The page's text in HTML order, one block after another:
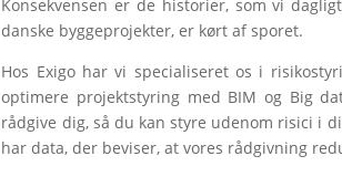
Konsekvensen er de historier, som vi
danske byggeprojekter, er kørt af sporet.
Hos Exigo har vi specialiseret os i
optimere projektstyring med BIM og Big
rådgive dig, så du kan styre udenom risici i
har data, der beviser, at vores rådgivning